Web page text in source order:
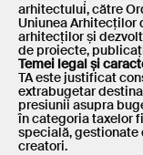
arhitectului, către
Uniunea Arhitecților
arhitecților și
de proiecte,
Temei legal și
TA este justificat
extrabugetar
presiunii asupra
în categoria taxelor
specială,
creatori.